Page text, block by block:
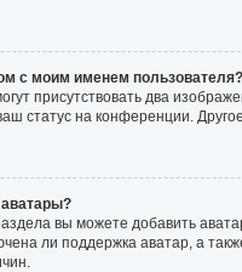
с моим именем пользователя?
присутствовать два
статус на конференции.
вы можете добавить
ли поддержка аватар, а